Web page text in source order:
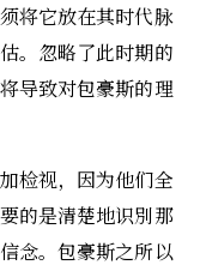
将它放在其时代脉
。忽略了此时期的
导致对包豪斯的理
检视，因为他们全
的是清楚地识別那
念。包豪斯之所以